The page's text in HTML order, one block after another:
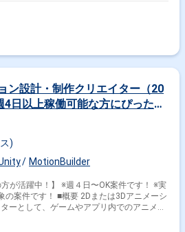
でのバージョン管理およびCircleCIでのCI
させて頂きます。 弊社は様々なプロジェク
ので、お気軽にご相談頂けますと幸いで
※弊社では、法人、請負いの案
ン設計・制作クリエイター（20
日以上稼働可能な方にぴった
)
MotionBuilder
が活躍中！】 ※週４日〜OK案件です！ ※実
または3Dアニメーシ
ーとして、ゲームやアプリ内でのアニメー
トルアニメーション、イベントアニメーシ
り込む
する